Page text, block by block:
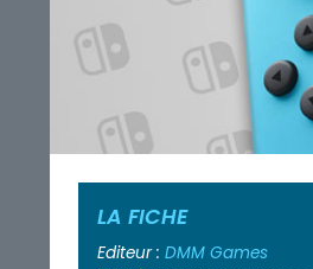
LA FICHE
Editeur : DMM Games